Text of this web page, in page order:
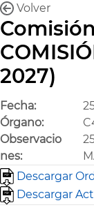
Volver
2027)
Fecha:
Órgano:
Observacio
nes:
Descargar
Descargar